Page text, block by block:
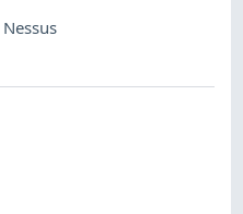
Nessus